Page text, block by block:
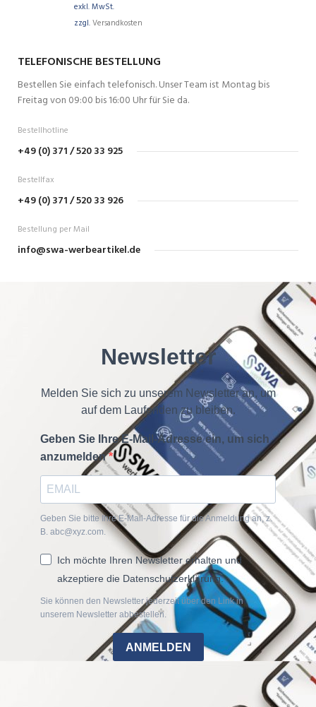
exkl. MwSt.
zzgl.Versandkosten
TELEFONISCHE BESTELLUNG
Bestellen Sie einfach telefonisch. Unser Team ist Montag bis
Freitag von 09:00 bis 16:00 Uhr für Sie da.
Bestellhotline
+49 (0) 371 / 520 33 925
Bestellfax
+49 (0) 371 / 520 33 926
Bestellung per Mail
info@swa-werbeartikel.de
Newsletter
Melden Sie sich zu unserem Newsletter an, um
auf dem Laufenden zu bleiben.
Geben Sie Ihre E-Mail-Adresse ein, um sich
anzumelden
Geben Sie bitte Ihre E-Mail-Adresse für die Anmeldung an, z.
B. abc@xyz.com.
Ich möchte Ihren Newsletter erhalten und
akzeptiere die Datenschutzerklärung.
Sie können den Newsletter jederzeit über den Link in
unserem Newsletter abbestellen.
ANMELDEN